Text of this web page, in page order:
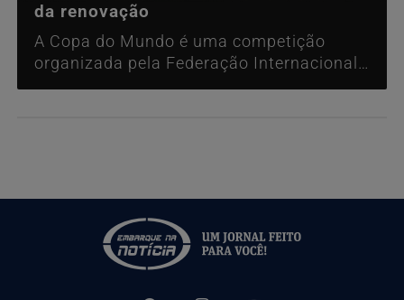
da renovação
A Copa do Mundo é uma competição
organizada pela Federação Internacional
de Futebol e surgiu em 1930.